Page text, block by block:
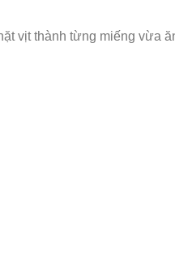
vịt thành từng miếng vừa